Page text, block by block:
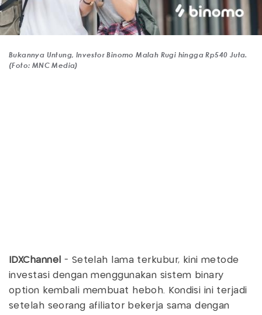
Bukannya Untung, Investor Binomo Malah Rugi hingga Rp540 Juta.
(Foto: MNC Media)
IDXChannel - Setelah lama terkubur, kini metode
investasi dengan menggunakan sistem binary
option kembali membuat heboh. Kondisi ini terjadi
setelah seorang afiliator bekerja sama dengan